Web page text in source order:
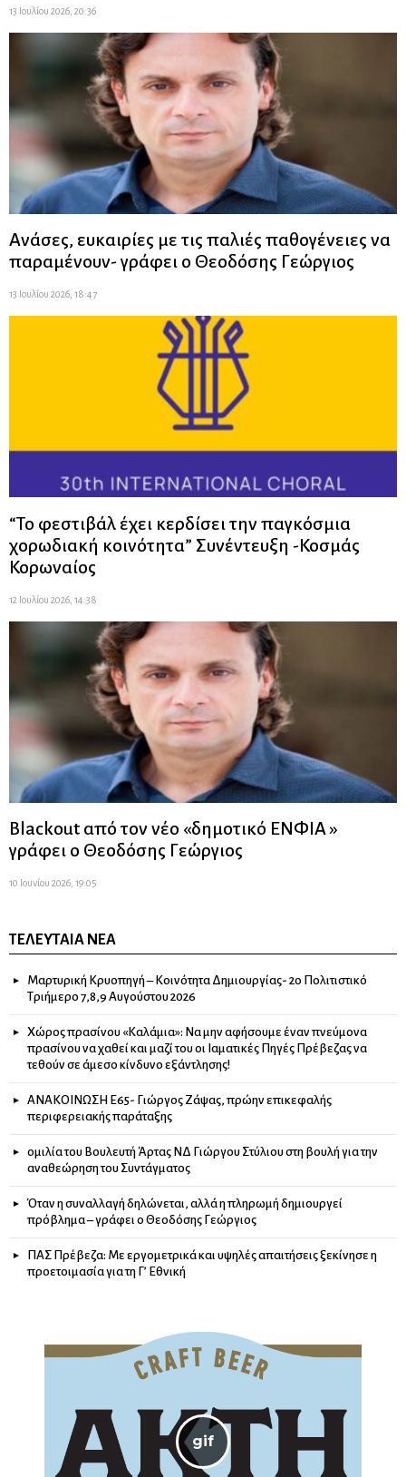
13 Ιουλίου 2026, 20:36
Ανάσες, ευκαιρίες με τις παλιές παθογένειες να
παραμένουν- γράφει ο Θεοδόσης Γεώργιος
13 Ιουλίου 2026, 18:47
“Το φεστιβάλ έχει κερδίσει την παγκόσμια
χορωδιακή κοινότητα” Συνέντευξη -Κοσμάς
Κορωναίος
12 Ιουλίου 2026, 14:38
Blackout από τον νέο «δημοτικό ΕΝΦΙΑ »
γράφει ο Θεοδόσης Γεώργιος
10 Ιουνίου 2026, 19:05
ΤΕΛΕΥΤΑΊΑ ΝΈΑ
Μαρτυρική Κρυοπηγή – Κοινότητα Δημιουργίας- 2ο Πολιτιστικό
Τριήμερο 7,8,9 Αυγούστου 2026
Χώρος πρασίνου «Καλάμια»: Να μην αφήσουμε έναν πνεύμονα
πρασίνου να χαθεί και μαζί του οι Ιαματικές Πηγές Πρέβεζας να
τεθούν σε άμεσο κίνδυνο εξάντλησης!
ΑΝΑΚΟΙΝΩΣΗ Ε65- Γιώργος Ζάψας, πρώην επικεφαλής
περιφερειακής παράταξης
ομιλία του Βουλευτή Άρτας ΝΔ Γιώργου Στύλιου στη βουλή για την
αναθεώρηση του Συντάγματος
Όταν η συναλλαγή δηλώνεται, αλλά η πληρωμή δημιουργεί
πρόβλημα – γράφει ο Θεοδόσης Γεώργιος
ΠΑΣ Πρέβεζα: Με εργομετρικά και υψηλές απαιτήσεις ξεκίνησε η
προετοιμασία για τη Γ’ Εθνική